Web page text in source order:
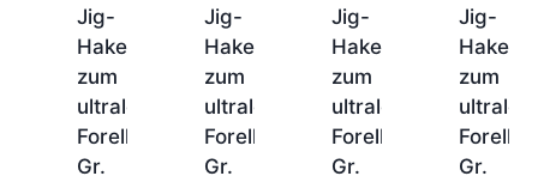
Jig-
Haken
zum
ultraleichten
Forellenfischen
Gr.
Jig-
Haken
zum
ultraleichten
Forellenfischen
Gr.
Jig-
Haken
zum
ultraleichten
Forellenfischen
Gr.
1-
Jig-
Haken
zum
Gr.